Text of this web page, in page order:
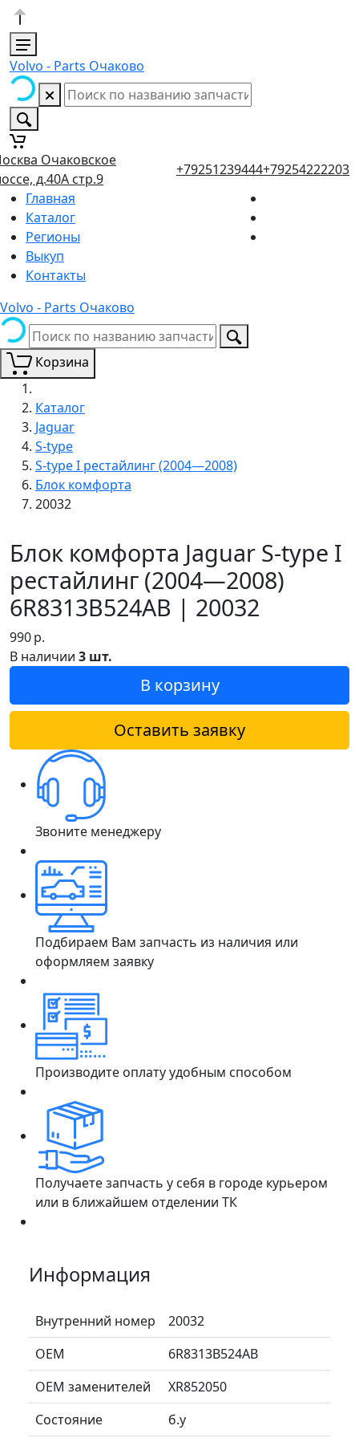
Volvo - Parts Очаково
Очаковское
д.40А стр.9
+79251239444+79254222203
Главная
Каталог
Регионы
Выкуп
Контакты
Volvo - Parts Очаково
Корзина
Каталог
Jaguar
S-type
S-type I рестайлинг (2004—2008)
Блок комфорта
20032
Блок комфорта Jaguar S-type I
рестайлинг (2004—2008)
6R8313B524AB | 20032
990р.
В наличии 3 шт.
В корзину
Оставить заявку
Звоните менеджеру
Подбираем Вам запчасть из наличия или
оформляем заявку
Производите оплату удобным способом
Получаете запчасть у себя в городе курьером
или в ближайшем отделении ТК
Информация
Внутренний номер
20032
ОЕМ
6R8313B524AB
ОЕМ заменителей
XR852050
Состояние
б.у